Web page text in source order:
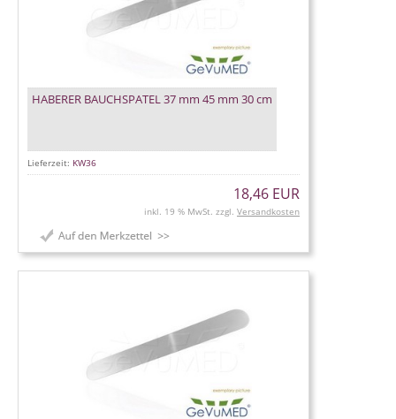
HABERER BAUCHSPATEL 37 mm 45 mm 30 cm
Lieferzeit: KW36
18,46 EUR
inkl. 19 % MwSt. zzgl. Versandkosten